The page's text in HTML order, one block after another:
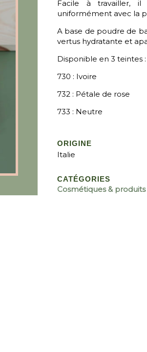
Facile à travailler, il
uniformément avec la
A base de poudre de
vertus hydratante et
Disponible en 3 teintes :
730 : Ivoire
732 : Pétale de rose
733 : Neutre
ORIGINE
Italie
CATÉGORIES
Cosmétiques &